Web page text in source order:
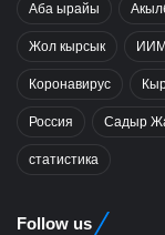
Аба ырайы
Жол кырсык ИИМ
Коронавирус
Россия Садыр
статистика
Follow us